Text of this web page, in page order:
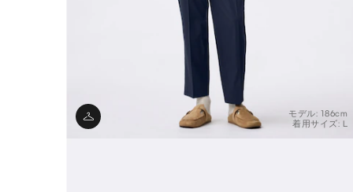
モデル: 186cm
着用サイズ: L